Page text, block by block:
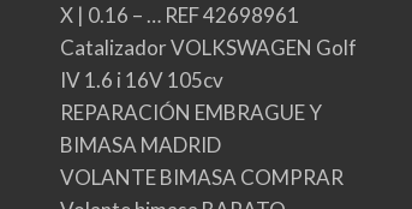
X | 0.16 – … REF 42698961
Catalizador VOLKSWAGEN Golf
IV 1.6 i 16V 105cv
REPARACIÓN EMBRAGUE Y
BIMASA MADRID
VOLANTE BIMASA COMPRAR